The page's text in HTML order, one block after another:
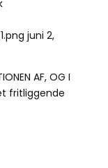
juni 2,
AF, OG I
fritliggende